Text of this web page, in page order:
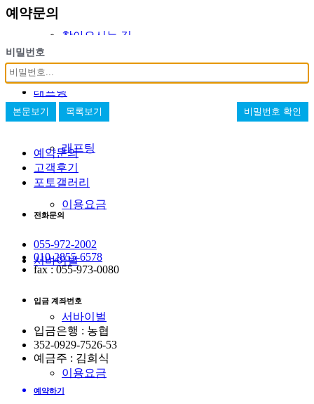
찾아오시는 길
래프팅
래프팅
이용요금
서바이벌
서바이벌
이용요금
예약문의
비밀번호
본문보기 목록보기 비밀번호 확인
예약문의
고객후기
포토갤러리
전화문의
055-972-2002
010-2855-6578
fax : 055-973-0080
입금 계좌번호
입금은행 : 농협
352-0929-7526-53
예금주 : 김희식
예약하기